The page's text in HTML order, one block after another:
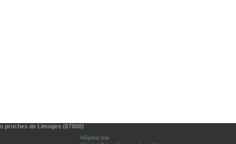
proches de Limoges (87000)
Hôpital Isle